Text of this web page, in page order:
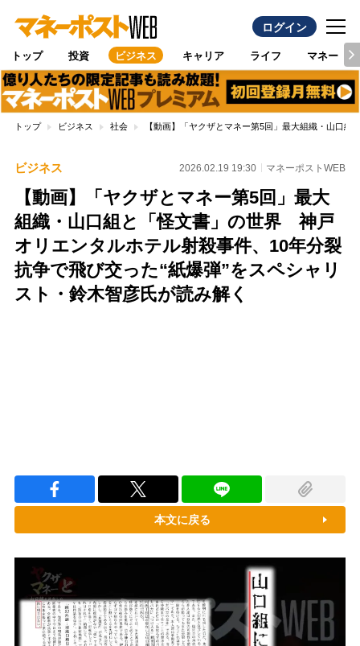
ログイン
トップ 投資 ビジネス キャリア ライフ マネー
トップ ビジネス 社会 【動画】「ヤクザとマネー第5回」最大組織・山口
ビジネス 2026.02.19 19:30 マネーポストWEB
【動画】「ヤクザとマネー第5回」最大
組織・山口組と「怪文書」の世界 神戸
オリエンタルホテル射殺事件、10年分裂
抗争で飛び交った“紙爆弾”をスペシャリ
スト・鈴木智彦氏が読み解く
本文に戻る